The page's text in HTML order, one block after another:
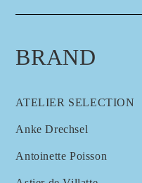
BRAND
ATELIER SELECTION
Anke Drechsel
Antoinette Poisson